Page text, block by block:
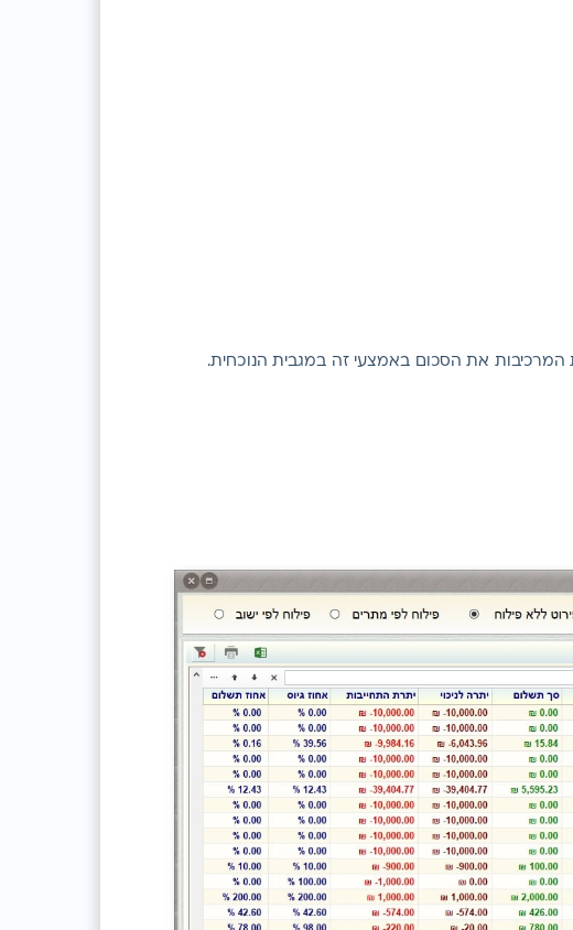
את הסכום באמצעי זה במגבית הנוכחית.